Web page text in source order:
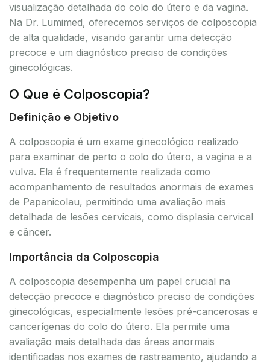
visualização detalhada do colo do útero e da vagina.
Na Dr. Lumimed, oferecemos serviços de colposcopia
de alta qualidade, visando garantir uma detecção
precoce e um diagnóstico preciso de condições
ginecológicas.
O Que é Colposcopia?
Definição e Objetivo
A colposcopia é um exame ginecológico realizado
para examinar de perto o colo do útero, a vagina e a
vulva. Ela é frequentemente realizada como
acompanhamento de resultados anormais de exames
de Papanicolau, permitindo uma avaliação mais
detalhada de lesões cervicais, como displasia cervical
e câncer.
Importância da Colposcopia
A colposcopia desempenha um papel crucial na
detecção precoce e diagnóstico preciso de condições
ginecológicas, especialmente lesões pré-cancerosas e
cancerígenas do colo do útero. Ela permite uma
avaliação mais detalhada das áreas anormais
identificadas nos exames de rastreamento, ajudando a